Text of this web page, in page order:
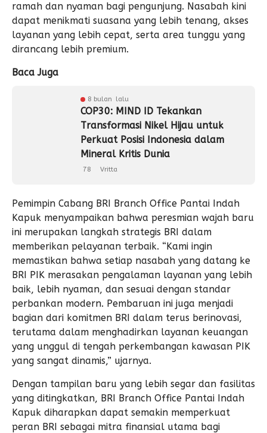
ramah dan nyaman bagi pengunjung. Nasabah kini
dapat menikmati suasana yang lebih tenang, akses
layanan yang lebih cepat, serta area tunggu yang
dirancang lebih premium.
Baca Juga
8 bulan lalu
COP30: MIND ID Tekankan
Transformasi Nikel Hijau untuk
Perkuat Posisi Indonesia dalam
Mineral Kritis Dunia ‎
78 Vritta
Pemimpin Cabang BRI Branch Office Pantai Indah
Kapuk menyampaikan bahwa peresmian wajah baru
ini merupakan langkah strategis BRI dalam
memberikan pelayanan terbaik. “Kami ingin
memastikan bahwa setiap nasabah yang datang ke
BRI PIK merasakan pengalaman layanan yang lebih
baik, lebih nyaman, dan sesuai dengan standar
perbankan modern. Pembaruan ini juga menjadi
bagian dari komitmen BRI dalam terus berinovasi,
terutama dalam menghadirkan layanan keuangan
yang unggul di tengah perkembangan kawasan PIK
yang sangat dinamis,” ujarnya.
Dengan tampilan baru yang lebih segar dan fasilitas
yang ditingkatkan, BRI Branch Office Pantai Indah
Kapuk diharapkan dapat semakin memperkuat
peran BRI sebagai mitra finansial utama bagi